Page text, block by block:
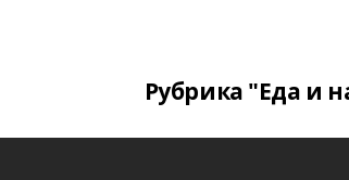
Рубрика "Еда и